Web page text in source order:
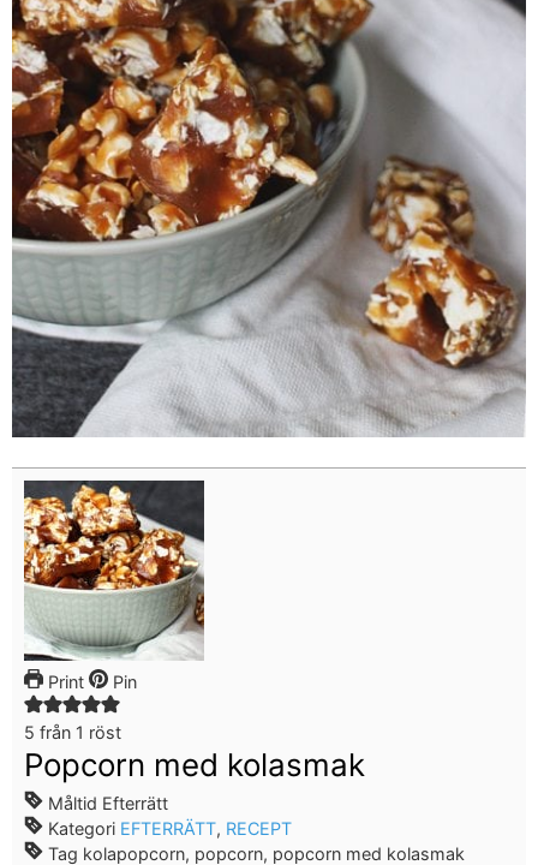
Print Pin
5 från 1 röst
Popcorn med kolasmak
Måltid Efterrätt
Kategori EFTERRÄTT, RECEPT
Tag kolapopcorn, popcorn, popcorn med kolasmak